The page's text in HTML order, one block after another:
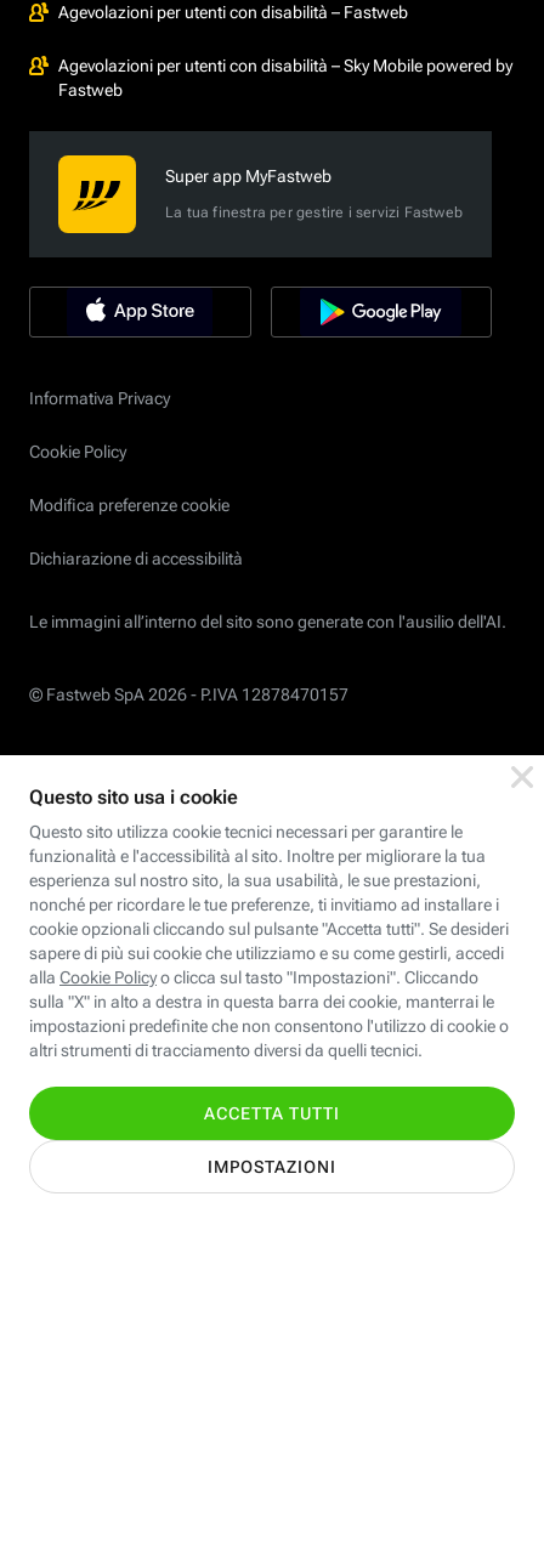
Agevolazioni per utenti con disabilità – Fastweb
Agevolazioni per utenti con disabilità – Sky Mobile powered by
Fastweb
Super app MyFastweb
La tua finestra per gestire i servizi Fastweb
Informativa Privacy
Cookie Policy
Modifica preferenze cookie
Dichiarazione di accessibilità
Le immagini all’interno del sito sono generate con l'ausilio dell'AI.
© Fastweb SpA 2026 - P.IVA 12878470157